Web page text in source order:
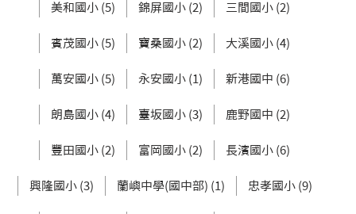
美和國小 (5) 錦屏國小 (2) 三間國小 (2)
賓茂國小 (5) 寶桑國小 (2) 大溪國小 (4)
萬安國小 (5) 永安國小 (1) 新港國中 (6)
朗島國小 (4) 臺坂國小 (3) 鹿野國中 (2)
豐田國小 (2) 富岡國小 (2) 長濱國小 (6)
興隆國小 (3) 蘭嶼中學(國中部) (1) 忠孝國小 (9)